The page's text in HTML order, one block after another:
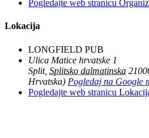
Pogledajte web stranicu
Lokacija
LONGFIELD PUB
Ulica Matice hrvatske 1
Split, Splitsko dalmatinska
Hrvatska) Pogledaj na Google
Pogledajte web stranicu